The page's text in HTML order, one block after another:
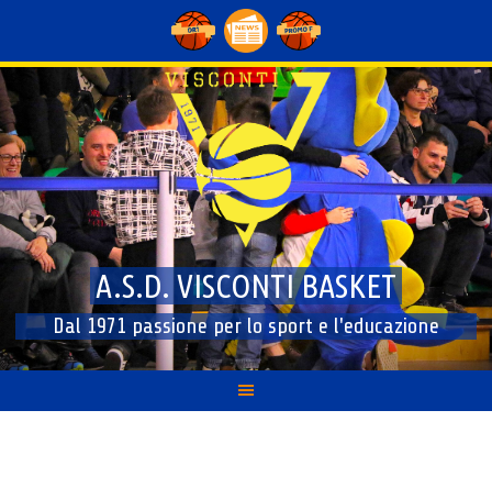
content
A.S.D. VISCONTI BASKET
Dal 1971 passione per lo sport e l'educazione